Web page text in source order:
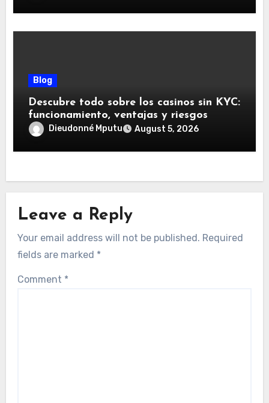
Blog
Descubre todo sobre los casinos sin KYC:
funcionamiento, ventajas y riesgos
Dieudonné Mputu August 5, 2026
Leave a Reply
Your email address will not be published. Required
fields are marked *
Comment *